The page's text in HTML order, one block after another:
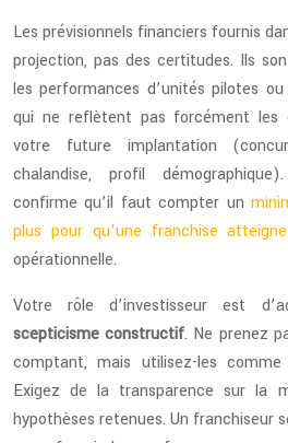
Les prévisionnels financiers fournis
projection, pas des certitudes. Ils
les performances d’unités pilotes
qui ne reflètent pas forcément les
votre future implantation
chalandise, profil
confirme qu’il faut compter un
plus pour qu’une franchise atteigne
opérationnelle.
Votre rôle d’investisseur est
scepticisme constructif. Ne prenez
comptant, mais utilisez-les
Exigez de la transparence sur la
hypothèses retenues. Un franchiseur